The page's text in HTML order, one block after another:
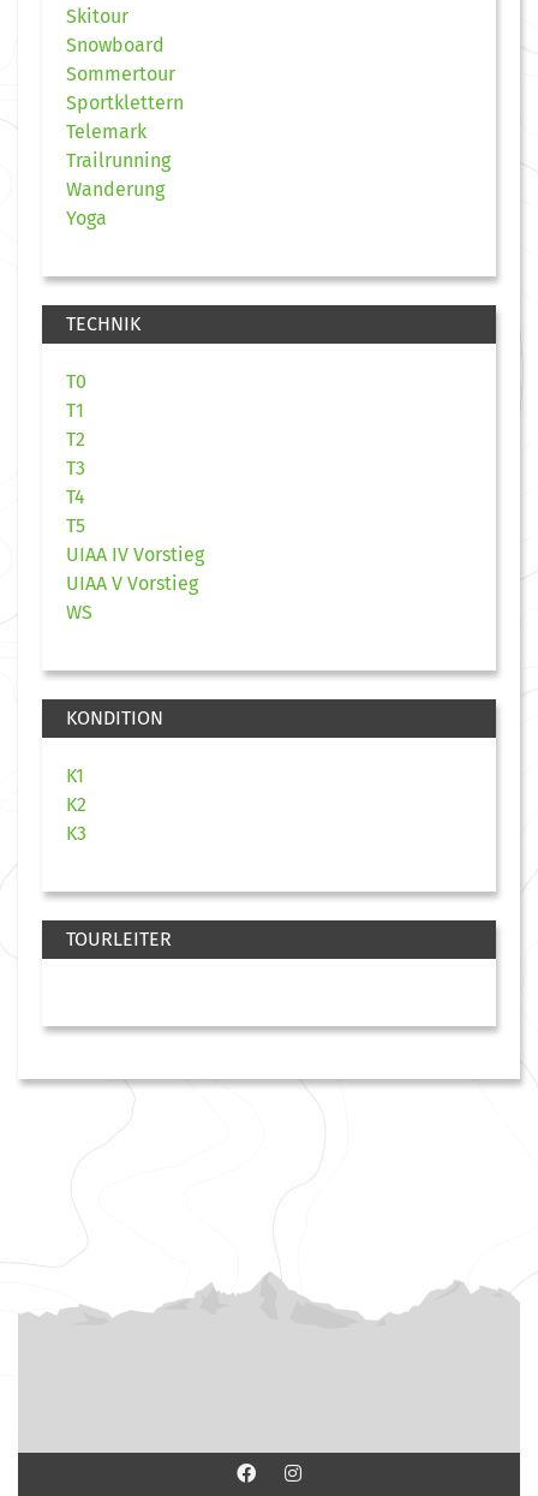
Skitour
Snowboard
Sommertour
Sportklettern
Telemark
Trailrunning
Wanderung
Yoga
TECHNIK
T0
T1
T2
T3
T4
T5
UIAA IV Vorstieg
UIAA V Vorstieg
WS
KONDITION
K1
K2
K3
TOURLEITER